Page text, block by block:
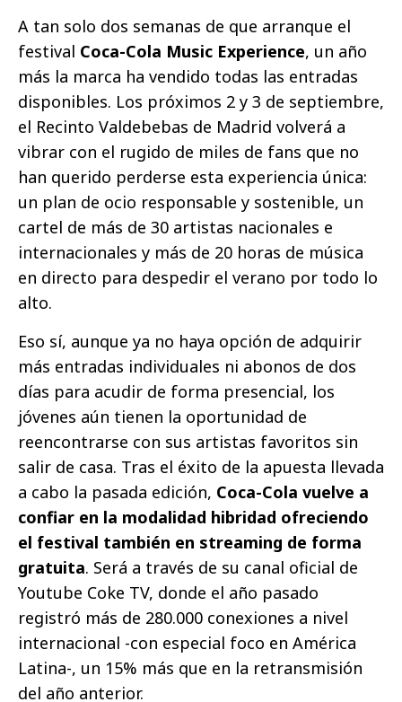
A tan solo dos semanas de que arranque el
festival Coca-Cola Music Experience, un año
más la marca ha vendido todas las entradas
disponibles. Los próximos 2 y 3 de septiembre,
el Recinto Valdebebas de Madrid volverá a
vibrar con el rugido de miles de fans que no
han querido perderse esta experiencia única:
un plan de ocio responsable y sostenible, un
cartel de más de 30 artistas nacionales e
internacionales y más de 20 horas de música
en directo para despedir el verano por todo lo
alto.
Eso sí, aunque ya no haya opción de adquirir
más entradas individuales ni abonos de dos
días para acudir de forma presencial, los
jóvenes aún tienen la oportunidad de
reencontrarse con sus artistas favoritos sin
salir de casa. Tras el éxito de la apuesta llevada
a cabo la pasada edición, Coca-Cola vuelve a
confiar en la modalidad hibridad ofreciendo
el festival también en streaming de forma
gratuita. Será a través de su canal oficial de
Youtube Coke TV, donde el año pasado
registró más de 280.000 conexiones a nivel
internacional -con especial foco en América
Latina-, un 15% más que en la retransmisión
del año anterior.